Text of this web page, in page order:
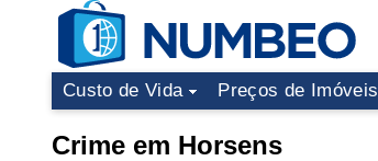
Custo de Vida Preços de Imóveis
Crime em Horsens